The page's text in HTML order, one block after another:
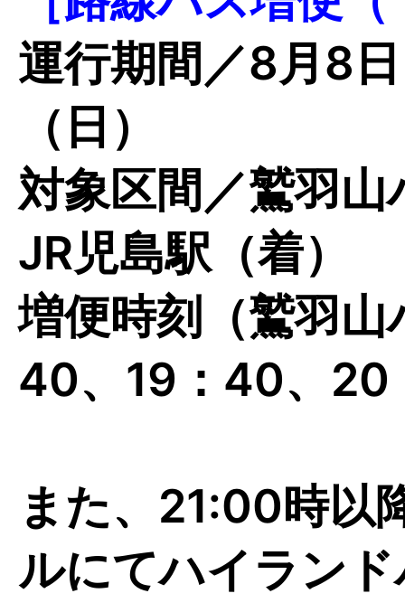
運行期間／8月8
（日）
対象区間／鷲羽
JR児島駅（着）
増便時刻（鷲羽
40、19：40、20
また、21:00時以
ルにてハイラン